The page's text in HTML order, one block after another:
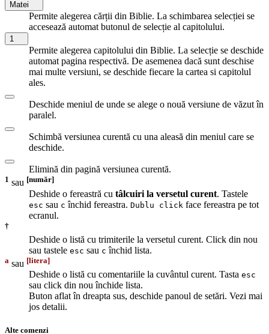
Matei
Permite alegerea cărții din Biblie. La schimbarea selecției se
accesează automat butonul de selecție al capitolului.
1
Permite alegerea capitolului din Biblie. La selecție se deschide
automat pagina respectivă. De asemenea dacă sunt deschise
mai multe versiuni, se deschide fiecare la cartea si capitolul
ales.
Deschide meniul de unde se alege o nouă versiune de văzut în
paralel.
Schimbă versiunea curentă cu una aleasă din meniul care se
deschide.
Elimină din pagină versiunea curentă.
1 sau [număr]
Deshide o fereastră cu tâlcuiri la versetul curent. Tastele
esc sau c închid fereastra. Dublu click face fereastra pe tot
ecranul.
†
Deshide o listă cu trimiterile la versetul curent. Click din nou
sau tastele esc sau c închid lista.
a sau [litera]
Deshide o listă cu comentariile la cuvântul curent. Tasta esc
sau click din nou închide lista.
Buton aflat în dreapta sus, deschide panoul de setări. Vezi mai
jos detalii.
Alte comenzi